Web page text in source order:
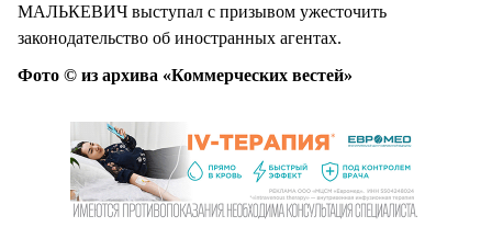
МАЛЬКЕВИЧ выступал с призывом ужесточить
законодательство об иностранных агентах.
Фото © из архива «Коммерческих вестей»